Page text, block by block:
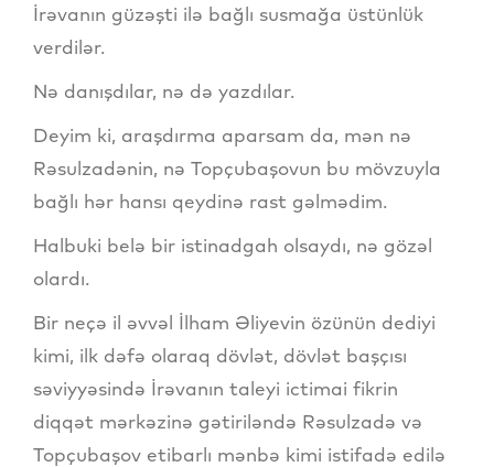
İrəvanın güzəşti ilə bağlı susmağa üstünlük
verdilər.
Nə danışdılar, nə də yazdılar.
Deyim ki, araşdırma aparsam da, mən nə
Rəsulzadənin, nə Topçubaşovun bu mövzuyla
bağlı hər hansı qeydinə rast gəlmədim.
Halbuki belə bir istinadgah olsaydı, nə gözəl
olardı.
Bir neçə il əvvəl İlham Əliyevin özünün dediyi
kimi, ilk dəfə olaraq dövlət, dövlət başçısı
səviyyəsində İrəvanın taleyi ictimai fikrin
diqqət mərkəzinə gətiriləndə Rəsulzadə və
Topçubaşov etibarlı mənbə kimi istifadə edilə